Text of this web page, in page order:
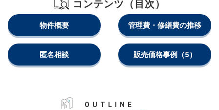
コンテンツ（目次）
物件概要 管理費・修繕費の推移
匿名相談 販売価格事例 （5）
OUTLINE